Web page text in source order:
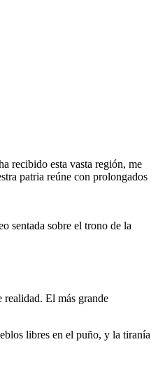
recibido esta vasta región, me
patria reúne con prolongados
sentada sobre el trono de la
El más grande
libres en el puño, y la tiranía